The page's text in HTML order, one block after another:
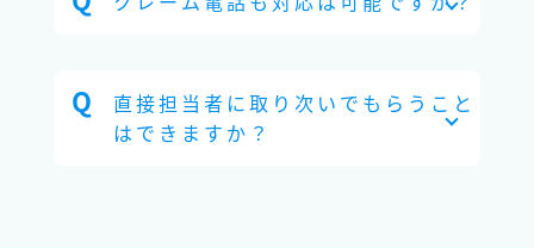
直接担当者に取り次いでもらうこと
はできますか？